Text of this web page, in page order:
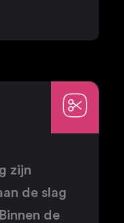
zijn
de slag
de